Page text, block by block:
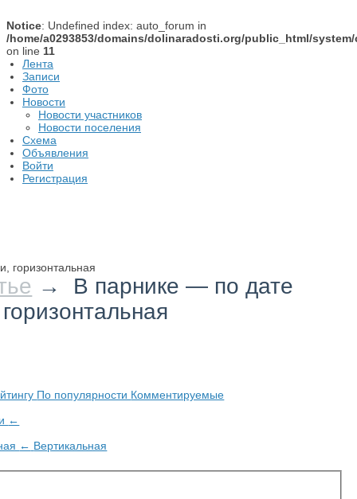
Notice: Undefined index: auto_forum in
/home/a0293853/domains/dolinaradosti.org/public_html/
on line 11
Лента
Записи
Фото
Новости
Новости участников
Новости поселения
Схема
Объявления
Войти
Регистрация
горизонтальная
→ В парнике — по дате
По популярности Комментируемые
←
← Вертикальная